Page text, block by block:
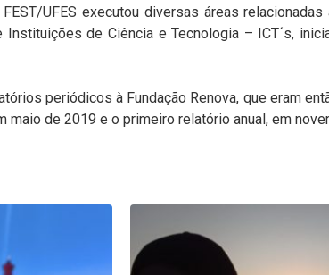
UFES executou diversas áreas
de Ciência e Tecnologia – ICT´s,
periódicos à Fundação Renova, que eram
de 2019 e o primeiro relatório anual, em